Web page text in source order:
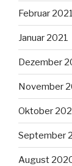
Februar
Januar 2021
Dezember
November
Oktober
September
August